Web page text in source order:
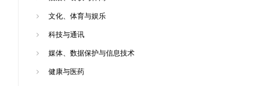
文化、体育与娱乐
科技与通讯
媒体、数据保护与信息技术
健康与医药